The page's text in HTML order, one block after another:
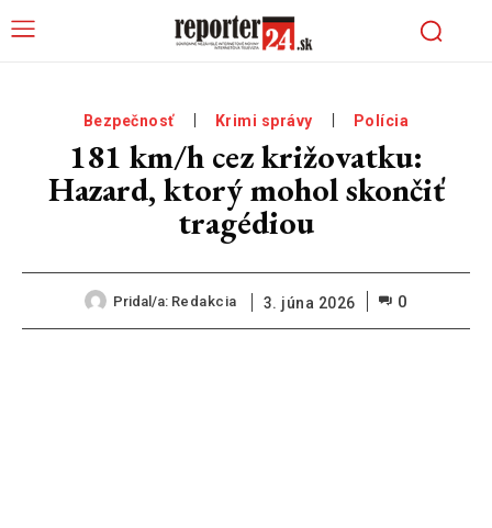
Bezpečnosť Krimi správy Polícia
181 km/h cez križovatku:
Hazard, ktorý mohol skončiť
tragédiou
Pridal/a: Redakcia 3. júna 2026 0